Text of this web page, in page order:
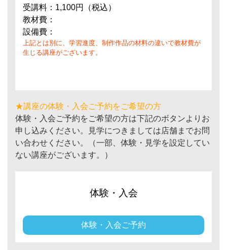
受講料：1,100円（税込）
教材費：
設備費：
上記とは別に、学習進度、制作作品の材料の違いで教材費が
生じる講座がございます。
★講座の体験・入会ご予約をご希望の方
体験・入会ご予約をご希望の方は下記のボタンよりお
申し込みください。見学につきましては店舗までお問
い合わせください。（一部、体験・見学を設定してい
ない講座がございます。）
体験・入会
体験・入会ご予約